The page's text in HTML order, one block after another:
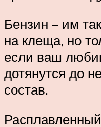
Бензин – им
на клеща, но
если ваш
дотянутся до
состав.